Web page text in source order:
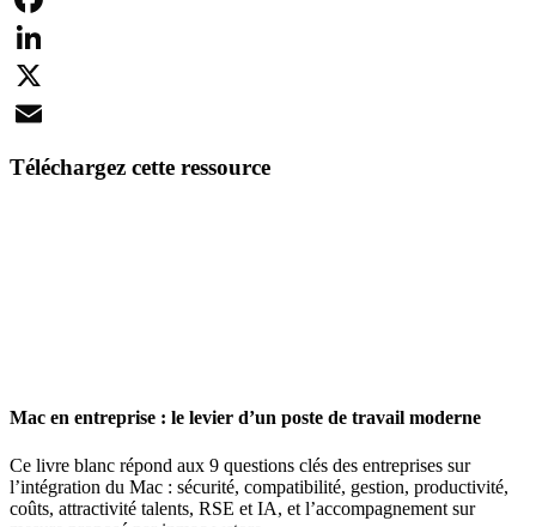
Facebook
LinkedIn
X
Téléchargez cette ressource
Mac en entreprise : le levier d’un poste de travail moderne
Ce livre blanc répond aux 9 questions clés des entreprises sur
l’intégration du Mac : sécurité, compatibilité, gestion, productivité,
coûts, attractivité talents, RSE et IA, et l’accompagnement sur